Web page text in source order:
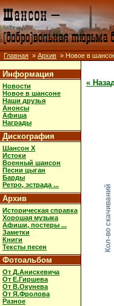
Главная » Архив » Новое в
Информация
Новости
Новое в шансоне
Наши друзья
Анонсы
Афиша
Награды
Дискография
Шансон X
Истоки
Военный шансон
Песни цыган
Барды
Ретро, эстрада ...
Архив
Историческая справка
Хорошая музыка
Афиши, постеры ...
Заметки
Книги
Тексты песен
Фотоальбом
От Д.Анискевича
От Е.Гиршева
От В.Окунева
От Я.Фролова
Разное
«
Кол-во скачиваний